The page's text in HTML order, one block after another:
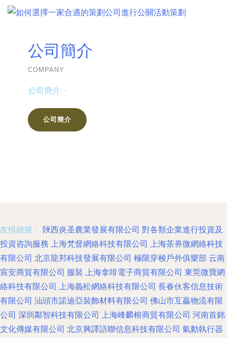
公司簡介
COMPANY
公司簡介: -
公司簡介
友情鏈接： 陜西炎圣農業發展有限公司 對各類企業進行投資及
投資咨詢服務 上海梵督網絡科技有限公司 上海茶券微網絡科技
有限公司 北京龍邦科技發展有限公司 極限穿梭戶外俱樂部 云南
宸安商貿有限公司 服裝 上海拿啡電子商貿有限公司 東莞微寶網
絡科技有限公司 上海義松網絡科技有限公司 長春伙客信息技術
有限公司 汕頭市諾迪亞裝飾材料有限公司 佛山市互贏物流有限
公司 深圳鄰智科技有限公司 上海峰麟榕商貿有限公司 河南首銘
文化傳媒有限公司 北京興譯語聯信息科技有限公司 氣動執行器